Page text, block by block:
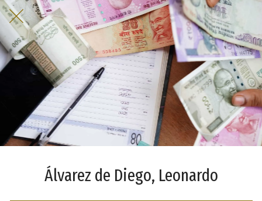
Álvarez de Diego, Leonardo